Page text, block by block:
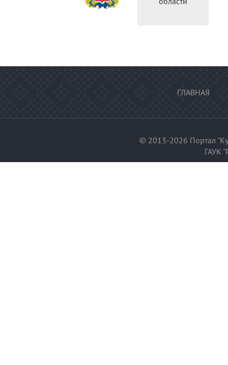
федерации
ГЛАВНАЯ
© 2013-2026 Портал
ГАУК